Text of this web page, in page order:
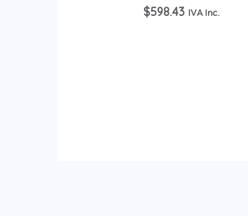
$598.43 IVA Inc.